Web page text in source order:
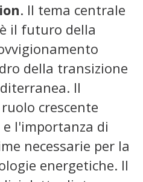
. Il tema centrale
il futuro della
della transizione
Il
crescente
l'importanza di
necessarie per la
energetiche. Il